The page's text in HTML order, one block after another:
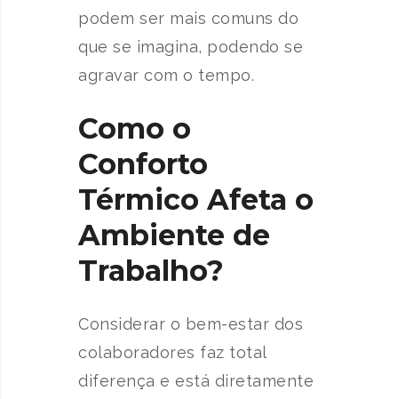
podem ser mais comuns do
que se imagina, podendo se
agravar com o tempo.
Como o
Conforto
Térmico Afeta o
Ambiente de
Trabalho?
Considerar o bem-estar dos
colaboradores faz total
diferença e está diretamente